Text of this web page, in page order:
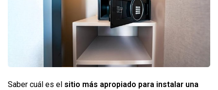
Saber cuál es el sitio más apropiado para instalar una